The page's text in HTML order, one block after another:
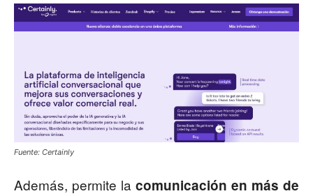
Fuente: Certainly
Además, permite la comunicación en más de